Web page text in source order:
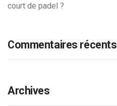
court de padel ?
Commentaires récents
Archives